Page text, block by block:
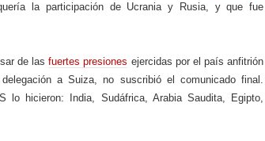
la participación de Ucrania y Rusia, y que fue
de lasfuertes presiones ejercidas por el país anfitrión
a Suiza, no suscribió el comunicado final.
lo hicieron: India, Sudáfrica, Arabia Saudita, Egipto,